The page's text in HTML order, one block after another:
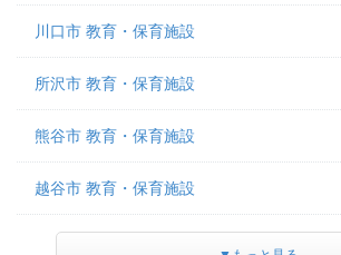
川口市 教育・保育施設
所沢市 教育・保育施設
熊谷市 教育・保育施設
越谷市 教育・保育施設